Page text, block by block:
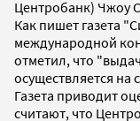
Центробанк) Чжоу
Как пишет газета
международной
отметил, что
осуществляется на
Газета приводит
считают, что